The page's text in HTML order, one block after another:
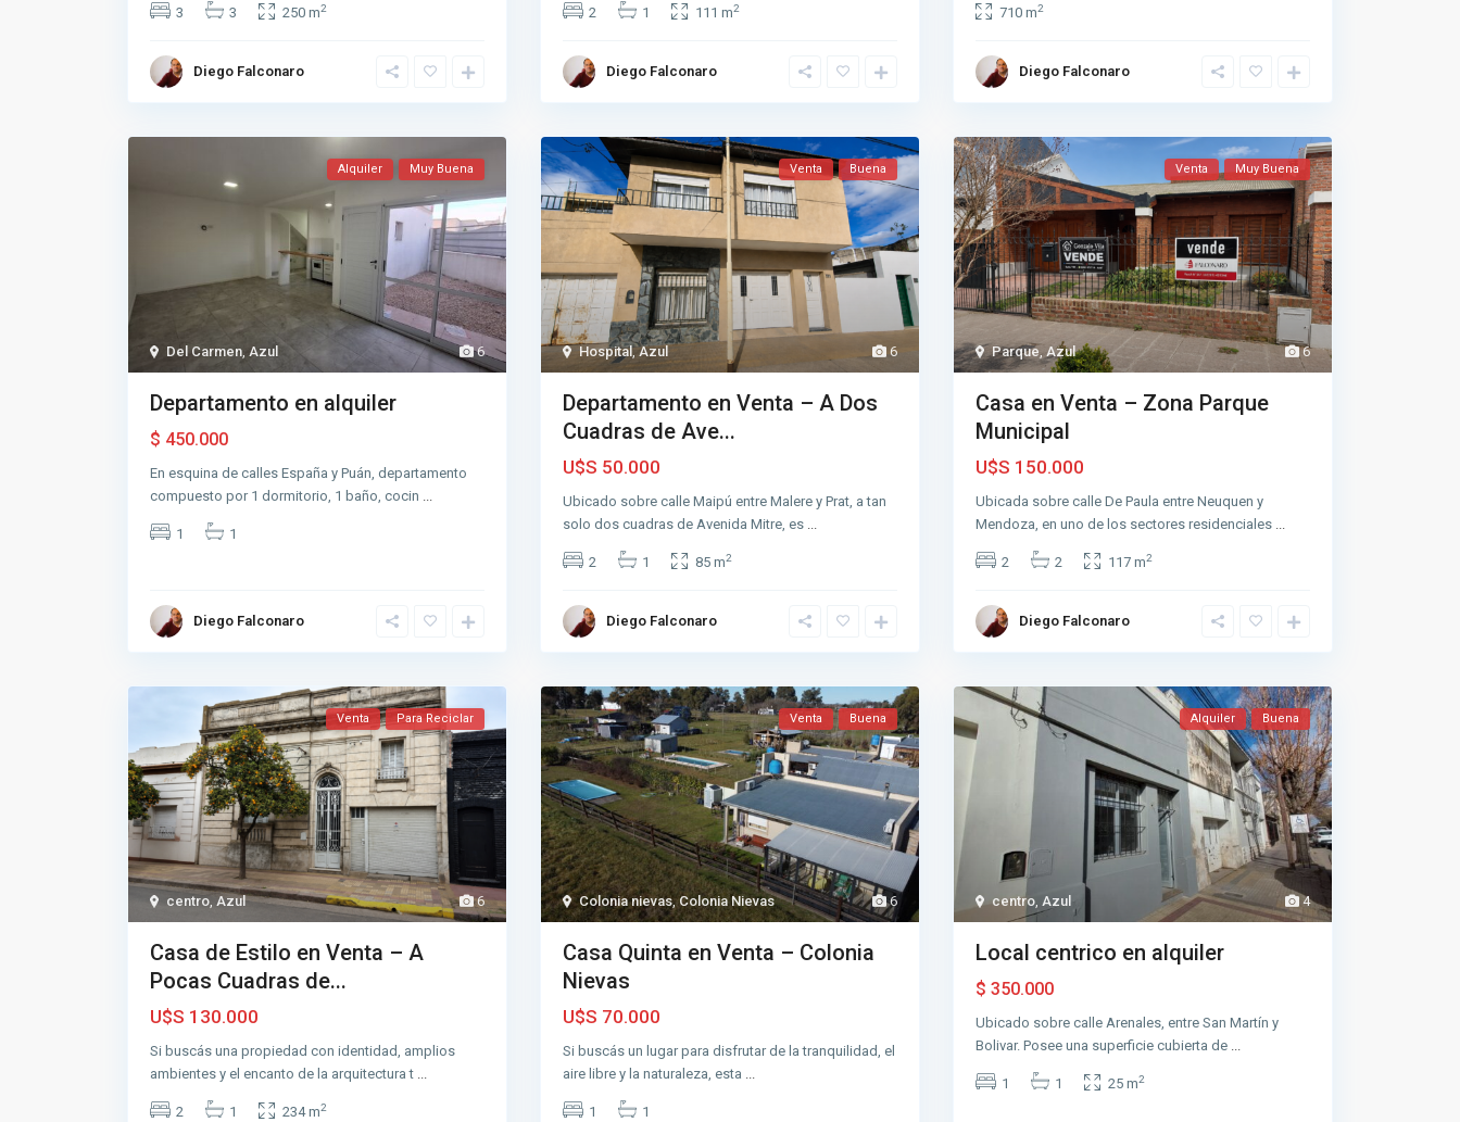
3 3 250 m2
Diego Falconaro
2 1 111 m2
Diego Falconaro
710 m2
Diego Falconaro
6
Del Carmen Azul
Alquiler Muy Buena
Departamento en alquiler
$ 450.000
En esquina de calles España y Puán, departamento
compuesto por 1 dormitorio, 1 baño, cocin
1 1
Diego Falconaro
6
Hospital,Azul
Venta Buena
Departamento en Venta – A Dos
Cuadras de Ave...
U$S 50.000
Ubicado sobre calle Maipú entre Malere y Prat, a tan
solo dos cuadras de Avenida Mitre, es
2 1 85 m2
Diego Falconaro
6
Parque Azul
Venta Muy Buena
Casa en Venta – Zona Parque
Municipal
U$S 150.000
Ubicada sobre calle De Paula entre Neuquen y
Mendoza, en uno de los sectores residenciales
2 2 117 m2
Diego Falconaro
6
centro, Azul
Venta Para Reciclar
Casa de Estilo en Venta – A
Pocas Cuadras de...
U$S 130.000
Si buscás una propiedad con identidad, amplios
ambientes y el encanto de la arquitectura t ...
2 1 234 m2
6
Colonia nievas,Colonia Nievas
Venta Buena
Casa Quinta en Venta – Colonia
Nievas
U$S 70.000
Si buscás un lugar para disfrutar de la tranquilidad, el
aire libre y la naturaleza, esta ...
1 1
4
centro, Azul
Alquiler Buena
Local centrico en alquiler
$ 350.000
Ubicado sobre calle Arenales, entre San Martín y
Bolivar. Posee una superficie cubierta de ...
1 1 25 m2